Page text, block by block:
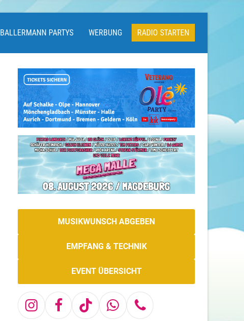
BALLERMANN PARTYS WERBUNG RADIO STARTEN
MUSIKWUNSCH ABGEBEN
EMPFANG & TECHNIK
EVENT ÜBERSICHT
Instagram
Facebook
TiktokWhatsapp
Telefon